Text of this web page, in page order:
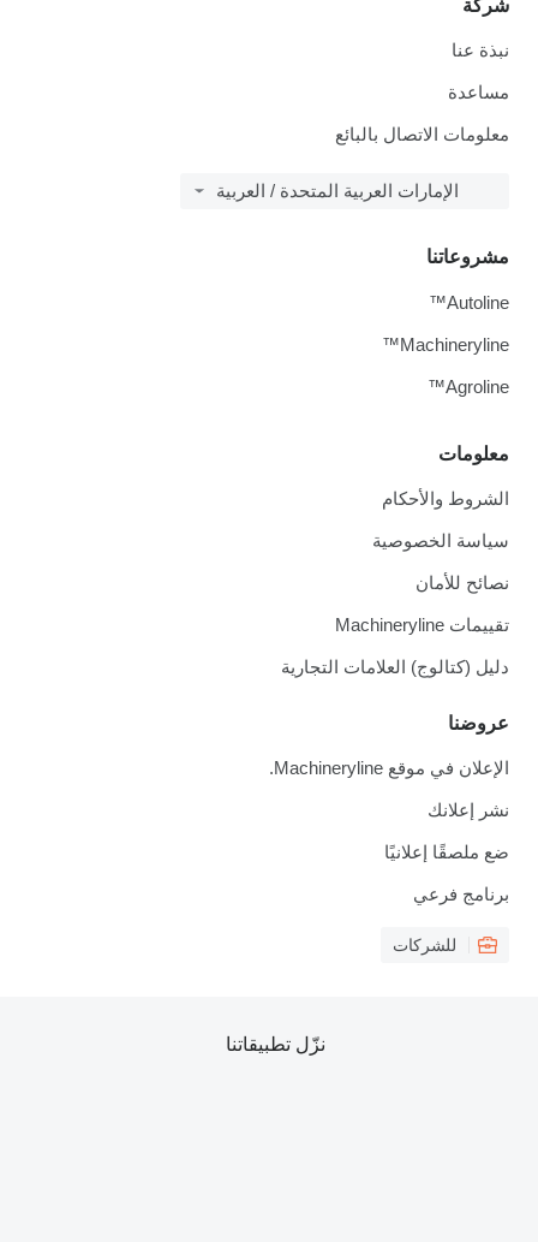
شركة
نبذة عنا
مساعدة
معلومات الاتصال بالبائع
الإمارات العربية المتحدة / العربية
معلومات
الشروط والأحكام
سياسة الخصوصية
نصائح للأمان
تقييمات Machineryline
دليل (كتالوج) العلامات التجارية
عروضنا
الإعلان في موقع Machineryline.
نشر إعلانك
ضع ملصقًا إعلانيًا
برنامج فرعي
للشركات
مشروعاتنا
Autoline™
Machineryline™
Agroline™
نزّل تطبيقاتنا